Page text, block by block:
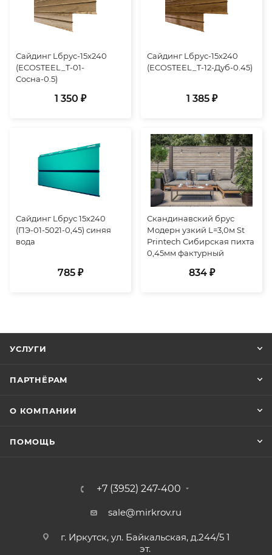
Сайдинг Lбрус-15х240
(ECOSTEEL_T-01-
Сосна-0.5)
1 350 ₽
Сайдинг Lбрус-15х240
(ECOSTEEL_T-12-Дуб-0.45)
1 385 ₽
Сайдинг Lбрус 15х240
(ПЭ-01-5021-0,45) синяя
вода
785 ₽
Скандинавский брус
Модерн узкий L=3,0м St
Printech Сибирская пихта
0,45мм фактурный
834 ₽
УСЛУГИ
ПАРТНЁРАМ
О КОМПАНИИ
ПОМОЩЬ
+7 (3952) 247-400
sale@mirkrov.ru
г. Иркутск, ул. Байкальская, д.244/5 1
эт.